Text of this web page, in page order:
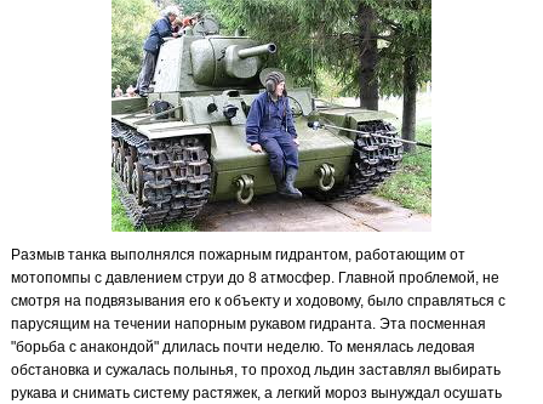
Размыв танка выполнялся пожарным гидрантом, работающим от
мотопомпы с давлением струи до 8 атмосфер. Главной проблемой, не
смотря на подвязывания его к объекту и ходовому, было справляться с
парусящим на течении напорным рукавом гидранта. Эта посменная
"борьба с анакондой" длилась почти неделю. То менялась ледовая
обстановка и сужалась полынья, то проход льдин заставлял выбирать
рукава и снимать систему растяжек, а легкий мороз вынуждал осушать